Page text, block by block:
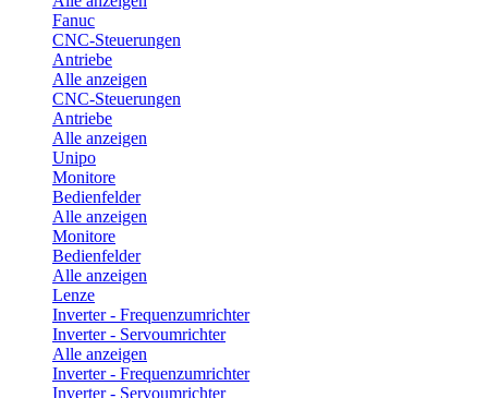
Fanuc
CNC-Steuerungen
Antriebe
Alle anzeigen
CNC-Steuerungen
Antriebe
Alle anzeigen
Unipo
Monitore
Bedienfelder
Alle anzeigen
Monitore
Bedienfelder
Alle anzeigen
Lenze
Inverter - Frequenzumrichter
Inverter - Servoumrichter
Alle anzeigen
Inverter - Frequenzumrichter
Inverter - Servoumrichter